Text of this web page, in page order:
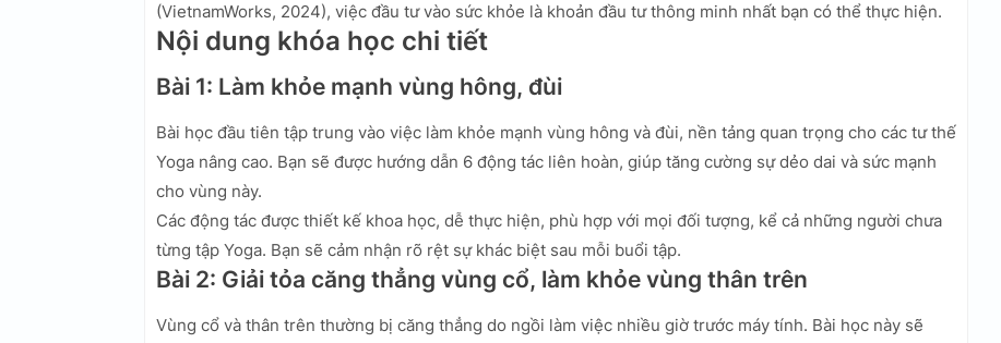
(VietnamWorks, 2024), việc đầu tư vào sức khỏe là khoản đầu tư thông minh nhất bạn có thể thực hiện.
Nội dung khóa học chi tiết
Bài 1: Làm khỏe mạnh vùng hông, đùi
Bài học đầu tiên tập trung vào việc làm khỏe mạnh vùng hông và đùi, nền tảng quan trọng cho các tư thế
Yoga nâng cao. Bạn sẽ được hướng dẫn 6 động tác liên hoàn, giúp tăng cường sự dẻo dai và sức mạnh
cho vùng này.
Các động tác được thiết kế khoa học, dễ thực hiện, phù hợp với mọi đối tượng, kể cả những người chưa
từng tập Yoga. Bạn sẽ cảm nhận rõ rệt sự khác biệt sau mỗi buổi tập.
Bài 2: Giải tỏa căng thẳng vùng cổ, làm khỏe vùng thân trên
Vùng cổ và thân trên thường bị căng thẳng do ngồi làm việc nhiều giờ trước máy tính. Bài học này sẽ